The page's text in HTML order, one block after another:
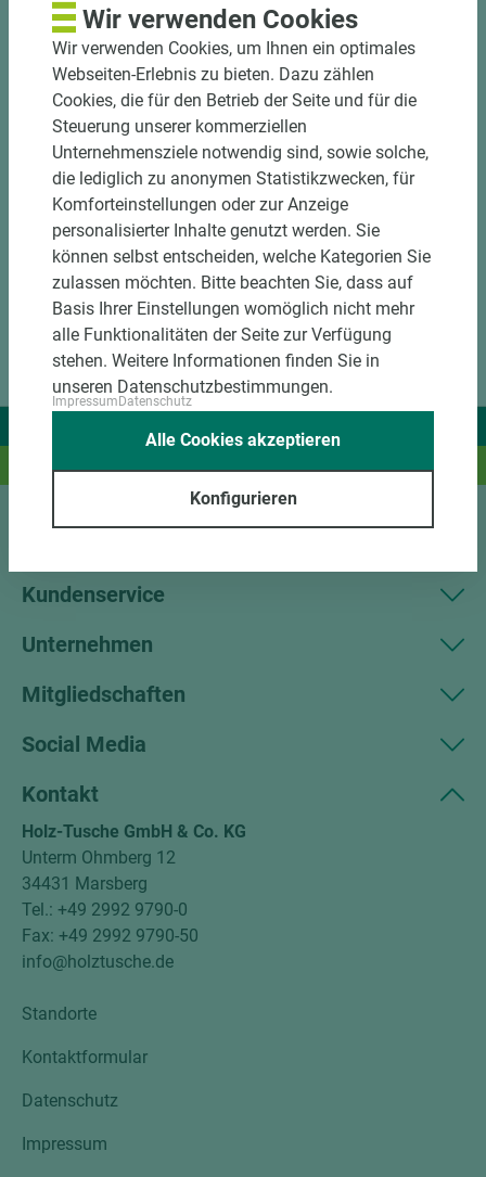
DOWNLOADS
Und das passende Holz dazu.
Kundenservice
Unternehmen
Mitgliedschaften
Social Media
Kontakt
Holz-Tusche GmbH & Co. KG
Unterm Ohmberg 12
34431 Marsberg
Tel.: +49 2992 9790-0
Fax: +49 2992 9790-50
info@holztusche.de
Standorte
Kontaktformular
Datenschutz
Impressum
Wir verwenden Cookies
Wir verwenden Cookies, um Ihnen ein optimales
Webseiten-Erlebnis zu bieten. Dazu zählen
Cookies, die für den Betrieb der Seite und für die
Steuerung unserer kommerziellen
Unternehmensziele notwendig sind, sowie solche,
die lediglich zu anonymen Statistikzwecken, für
Komforteinstellungen oder zur Anzeige
personalisierter Inhalte genutzt werden. Sie
können selbst entscheiden, welche Kategorien Sie
zulassen möchten. Bitte beachten Sie, dass auf
Basis Ihrer Einstellungen womöglich nicht mehr
alle Funktionalitäten der Seite zur Verfügung
stehen. Weitere Informationen finden Sie in
unseren Datenschutzbestimmungen.
ImpressumDatenschutz
Konfigurieren
Alle Cookies akzeptieren